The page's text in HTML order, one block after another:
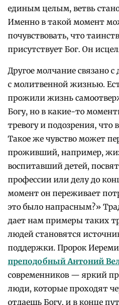
единым целым, ветвь
Именно в такой момент
почувствовать, что
присутствует Бог. Он
Другое молчание связано с
с молитвенной жизнью.
прожили жизнь
Богу, но в какие-то
тревогу и подозрения, что
Такое же чувство может
проживший, например,
воспитавший детей,
профессии или делу до
момент он переживает
это было напрасным?»
дает нам примеры таких
людей становятся
поддержки. Пророк
преподобный Антоний
современников — яркий
люди, которые проходят
отдаешь Богу, и в конце